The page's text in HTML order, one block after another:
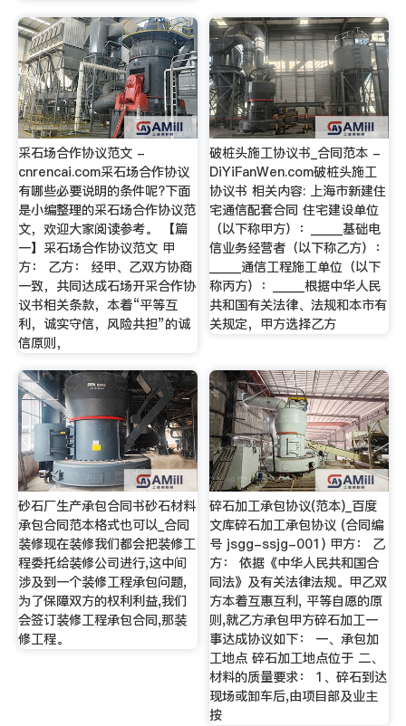
采石场合作协议范文 -
cnrencai.com采石场合作协议
有哪些必要说明的条件呢?下面
是小编整理的采石场合作协议范
文，欢迎大家阅读参考。 【篇
一】采石场合作协议范文 甲
方： 乙方： 经甲、乙双方协商
一致，共同达成石场开采合作协
议书相关条款，本着“平等互
利，诚实守信，风险共担”的诚
信原则，
破桩头施工协议书_合同范本 -
DiYiFanWen.com破桩头施工
协议书 相关内容: 上海市新建住
宅通信配套合同 住宅建设单位
（以下称甲方）：_____基础电
信业务经营者（以下称乙方）：
_____通信工程施工单位（以下
称丙方）：_____根据中华人民
共和国有关法律、法规和本市有
关规定，甲方选择乙方
砂石厂生产承包合同书砂石材料
承包合同范本格式也可以_合同
装修现在装修我们都会把装修工
程委托给装修公司进行,这中间
涉及到一个装修工程承包问题,
为了保障双方的权利利益,我们
会签订装修工程承包合同,那装
修工程。
碎石加工承包协议(范本)_百度
文库碎石加工承包协议 (合同编
号 jsgg-ssjg-001) 甲方： 乙
方： 依据《中华人民共和国合
同法》及有关法律法规。甲乙双
方本着互惠互利, 平等自愿的原
则,就乙方承包甲方碎石加工一
事达成协议如下： 一、承包加
工地点 碎石加工地点位于 二、
材料的质量要求： 1、碎石到达
现场或卸车后,由项目部及业主
按